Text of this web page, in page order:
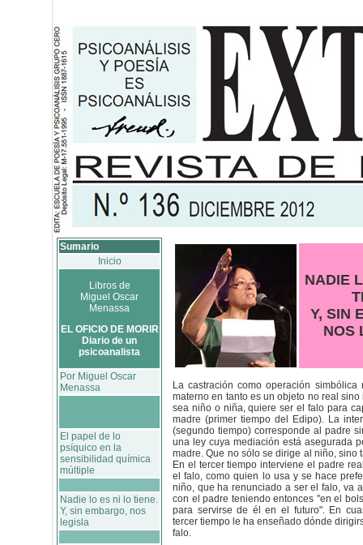
Sumario
Inicio
Libros de
Miguel Oscar
Menassa
EL OFICIO DE MORIR
Diario de un
psicoanalista
Por Miguel Oscar
Menassa
El papel de lo
psíquico en la
sensibilidad química
múltiple
Nadie lo es ni lo tiene.
Y, sin embargo, nos
legisla
NADIE
Y, SIN
NOS
La castración como operación
materno en tanto es un objeto no real
sea niño o niña, quiere ser el falo para
madre (primer tiempo del Edipo). La
(segundo tiempo) corresponde al padre
una ley cuya mediación está asegurada
madre. Que no sólo se dirige al niño, sino
En el tercer tiempo interviene el padre
el falo, como quien lo usa y se hace
niño, que ha renunciado a ser el falo, va
con el padre teniendo entonces "en el
para servirse de él en el futuro". En
tercer tiempo le ha enseñado dónde
falo.